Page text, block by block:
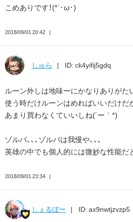
こめありです！(*`･ω･)ゞ
2018/09/01 20:42
しゅら ID: ck4yifij5gdq
ルーン外しは地味ーにかなりありがた
使う時だけルーンはめればいいだけだ
あまり買わなくていいしね(´ー｀*)
ゾルバ、、、ゾルバは我慢や、、、
英雄の中でも個人的には微妙な性能だと
2018/09/01 23:34
しぇるぼー ID: ax9nwtjzvzp5